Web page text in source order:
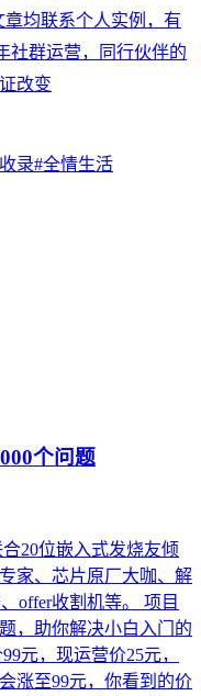
章均联系个人实例，有
社群运营，同行伙伴的
改变
收录#全情生活
个问题
20位嵌入式发烧友倾
家、芯片原厂大咖、解
offer收割机等。 项目
，助你解决小白入门的
元，现运营价25元，
涨至99元，你看到的价